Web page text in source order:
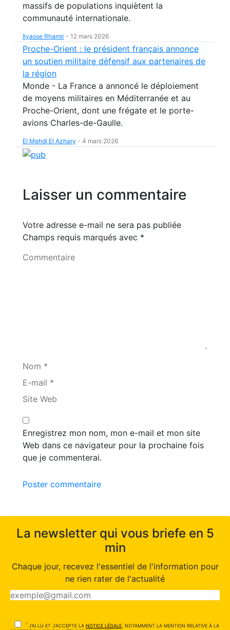
massifs de populations inquiètent la
communauté internationale.
Ilyasse Rhamir- 12 mars 2026
Proche-Orient : le président français annonce
un soutien militaire défensif aux partenaires de
la région
Monde - La France a annoncé le déploiement
de moyens militaires en Méditerranée et au
Proche-Orient, dont une frégate et le porte-
avions Charles-de-Gaulle.
El Mehdi El Azhary - 4 mars 2026
Laisser un commentaire
Votre adresse e-mail ne sera pas publiée
Champs requis marqués avec *
Commentaire
Nom *
E-mail *
Site Web
Enregistrez mon nom, mon e-mail et mon site
Web dans ce navigateur pour la prochaine fois
que je commenterai.
Poster commentaire
La newsletter qui vous briefe en 5
min
Chaque jour, recevez l'essentiel de l'information pour
ne rien rater de l'actualité
* J'AI LU ET J'ACCEPTE LA NOTICE LÉGALE , NOTAMMENT LA MENTION RELATIVE À LA